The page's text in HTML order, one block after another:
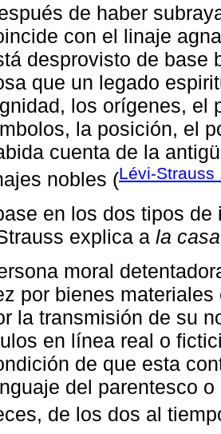
de haber
con el linaje
desprovisto de base
que un legado
los orígenes, el
la posición, el
cuenta de la
nobles (Lévi-Strauss
en los dos tipos
explica a la casa
moral
por bienes
la transmisión de su
en línea real o
de que esta
del parentesco
de los dos al